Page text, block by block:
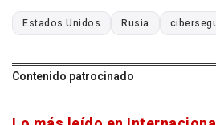
Estados Unidos Rusia
Contenido patrocinado